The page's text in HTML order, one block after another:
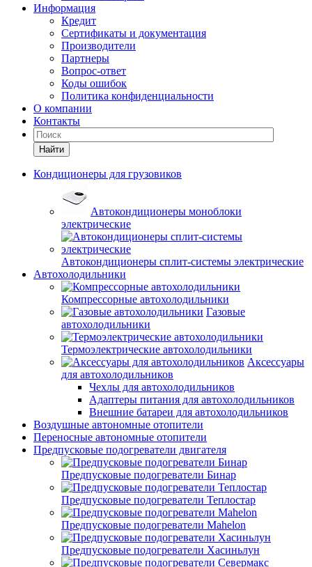
Информация
Кредит
Сертификаты и документация
Производители
Партнеры
Вопрос-ответ
Коды ошибок
Политика конфиденциальности
О компании
Контакты
Найти
Кондиционеры для грузовиков
Автокондиционеры моноблоки
электрические
Автокондиционеры сплит-системы электрические
Автохолодильники
Компрессорные автохолодильники
Газовые
автохолодильники
Термоэлектрические автохолодильники
Аксессуары
для автохолодильников
Чехлы для автохолодильников
Адаптеры питания для автохолодильников
Внешние батареи для автохолодильников
Воздушные автономные отопители
Переносные автономные отопители
Предпусковые подогреватели двигателя
Предпусковые подогреватели Бинар
Предпусковые подогреватели Теплостар
Предпусковые подогреватели Mahelon
Предпусковые подогреватели Хасиньлун